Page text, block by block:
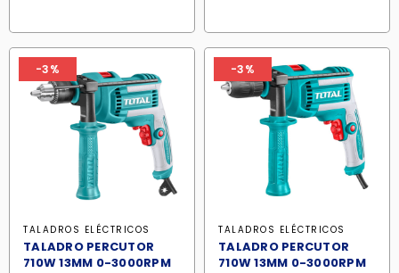
-3%
TALADROS ELÉCTRICOS
TALADRO PERCUTOR
710W 13MM 0-3000RPM
-3%
TALADROS ELÉCTRICOS
TALADRO PERCUTOR
710W 13MM 0-3000RPM